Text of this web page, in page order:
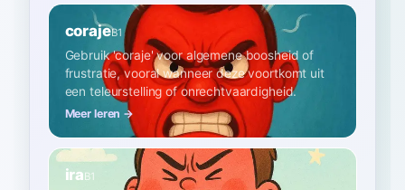
corajeB1
Gebruik 'coraje' voor algemene boosheid of
frustratie, vooral wanneer deze voortkomt uit
een teleurstelling of onrechtvaardigheid.
Meer leren →
iraB1